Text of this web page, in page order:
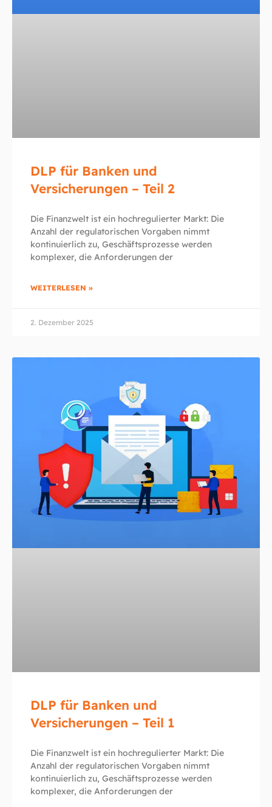
DLP für Banken und
Versicherungen – Teil 2
Die Finanzwelt ist ein hochregulierter Markt: Die
Anzahl der regulatorischen Vorgaben nimmt
kontinuierlich zu, Geschäftsprozesse werden
komplexer, die Anforderungen der
WEITERLESEN »
2. Dezember 2025
DLP für Banken und
Versicherungen – Teil 1
Die Finanzwelt ist ein hochregulierter Markt: Die
Anzahl der regulatorischen Vorgaben nimmt
kontinuierlich zu, Geschäftsprozesse werden
komplexer, die Anforderungen der